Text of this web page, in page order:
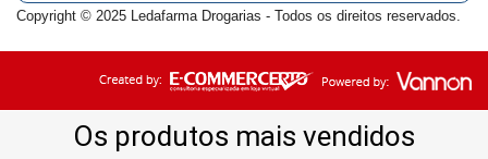
Copyright © 2025 Ledafarma Drogarias - Todos os direitos reservados.